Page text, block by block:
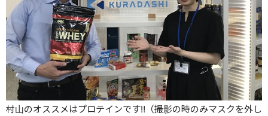
村山のオススメはプロテインです‼（撮影の時のみマスクを外し